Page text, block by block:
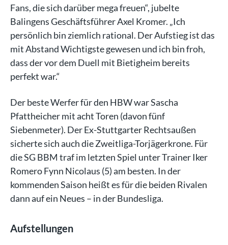
Fans, die sich darüber mega freuen“, jubelte
Balingens Geschäftsführer Axel Kromer. „Ich
persönlich bin ziemlich rational. Der Aufstieg ist das
mit Abstand Wichtigste gewesen und ich bin froh,
dass der vor dem Duell mit Bietigheim bereits
perfekt war.“
Der beste Werfer für den HBW war Sascha
Pfattheicher mit acht Toren (davon fünf
Siebenmeter). Der Ex-Stuttgarter Rechtsaußen
sicherte sich auch die Zweitliga-Torjägerkrone. Für
die SG BBM traf im letzten Spiel unter Trainer Iker
Romero Fynn Nicolaus (5) am besten. In der
kommenden Saison heißt es für die beiden Rivalen
dann auf ein Neues – in der Bundesliga.
Aufstellungen